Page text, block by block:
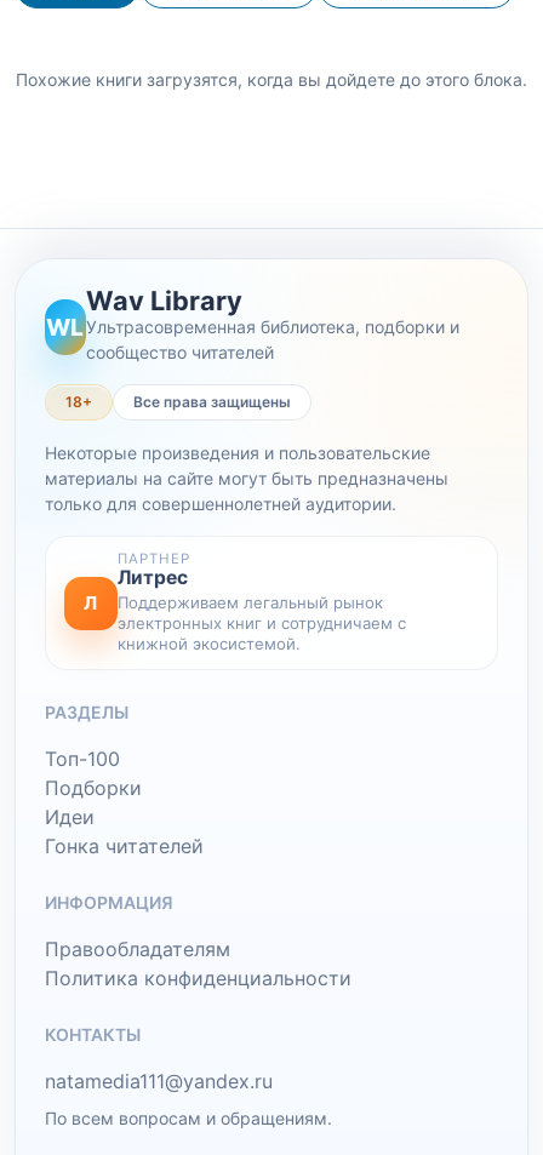
Похожие книги загрузятся, когда вы дойдете до этого блока.
WL
Wav Library
Ультрасовременная библиотека, подборки и
сообщество читателей
18+ Все права защищены
Некоторые произведения и пользовательские
материалы на сайте могут быть предназначены
только для совершеннолетней аудитории.
Л
ПАРТНЕР
Литрес
Поддерживаем легальный рынок
электронных книг и сотрудничаем с
книжной экосистемой.
РАЗДЕЛЫ
Топ-100
Подборки
Идеи
Гонка читателей
ИНФОРМАЦИЯ
Правообладателям
Политика конфиденциальности
КОНТАКТЫ
natamedia111@yandex.ru
По всем вопросам и обращениям.